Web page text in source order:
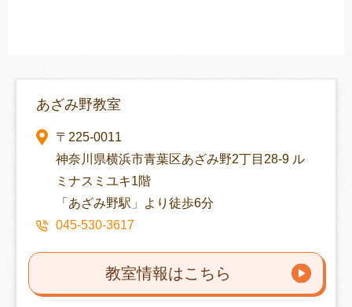
あざみ野教室
〒225-0011
神奈川県横浜市青葉区あざみ野2丁目28-9 ル
ミナスミユキ1階
「あざみ野駅」より徒歩6分
045-530-3617
教室情報はこちら